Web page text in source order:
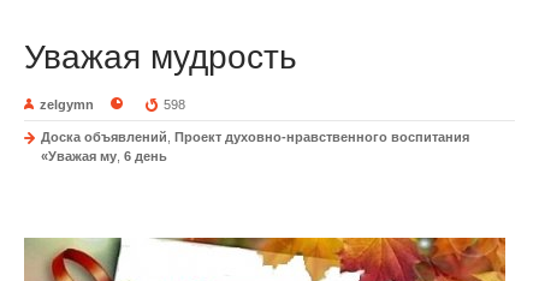
Уважая мудрость
zelgymn 598
Доска объявлений Проект духовно-нравственного воспитания
«Уважая му 6 день